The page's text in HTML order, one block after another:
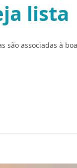
lista
são associadas à